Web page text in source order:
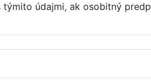
údajmi, ak osobitný